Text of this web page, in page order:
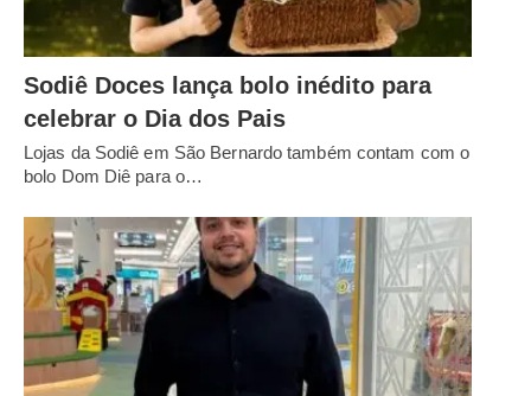
Sodiê Doces lança bolo inédito para
celebrar o Dia dos Pais
Lojas da Sodiê em São Bernardo também contam com o
bolo Dom Diê para o…